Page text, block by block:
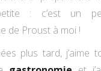
: c’est un
de Proust à moi !
plus tard, j’aime